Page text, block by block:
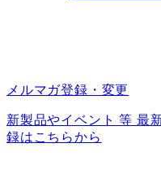
メルマガ登録・変更
新製品やイベント 等 最
録はこちらから